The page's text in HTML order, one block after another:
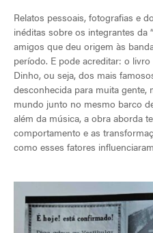
Relatos pessoais, fotografias e
inéditas sobre os integrantes da
amigos que deu origem às
período. E pode acreditar: o
Dinho, ou seja, dos mais
desconhecida para muita gente,
mundo junto no mesmo barco
além da música, a obra aborda
comportamento e as
como esses fatores